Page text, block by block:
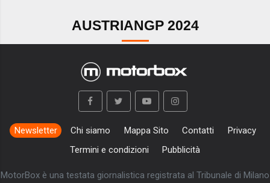
AUSTRIANGP 2024
Newsletter Chi siamo Mappa Sito Contatti
Privacy
Termini e condizioni
Pubblicità
MotorBox è una testata giornalistica registrata al Tribunale di Milano